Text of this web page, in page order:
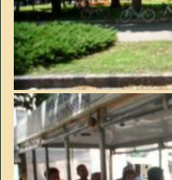
Image